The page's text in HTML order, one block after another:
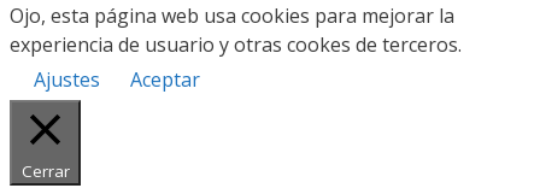
Ojo, esta página web usa cookies para mejorar la
experiencia de usuario y otras cookes de terceros.
Ajustes
Aceptar
Cerrar